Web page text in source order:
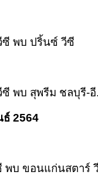
ซี พบ ปริ้นซ์ วีซี
พบ สุพรีม ชลบุรี-อี
2564
พบ ขอนแก่นสตาร์